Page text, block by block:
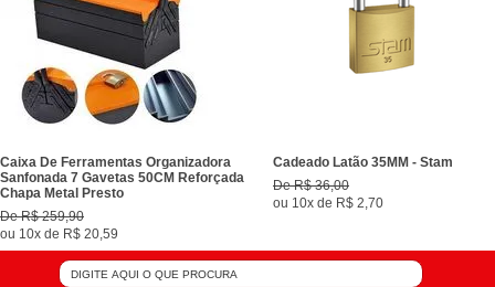
Caixa De Ferramentas Organizadora
Sanfonada 7 Gavetas 50CM Reforçada
Chapa Metal Presto
DeR$ 259,90
ou 10x de R$ 20,59
Cadeado Latão 35MM - Stam
DeR$ 36,00
ou 10x de R$ 2,70